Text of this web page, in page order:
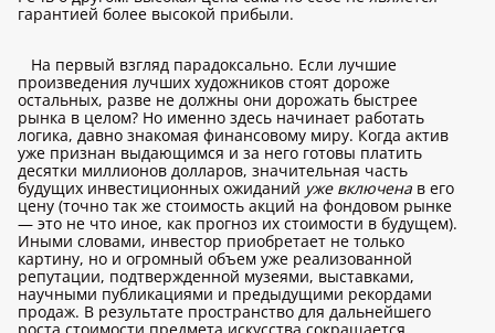
гарантией более высокой прибыли.
На первый взгляд парадоксально. Если лучшие
произведения лучших художников стоят дороже
остальных, разве не должны они дорожать быстрее
рынка в целом? Но именно здесь начинает работать
логика, давно знакомая финансовому миру. Когда актив
уже признан выдающимся и за него готовы платить
десятки миллионов долларов, значительная часть
будущих инвестиционных ожиданий уже включена в его
цену (точно так же стоимость акций на фондовом рынке
— это не что иное, как прогноз их стоимости в будущем).
Иными словами, инвестор приобретает не только
картину, но и огромный объем уже реализованной
репутации, подтвержденной музеями, выставками,
научными публикациями и предыдущими рекордами
продаж. В результате пространство для дальнейшего